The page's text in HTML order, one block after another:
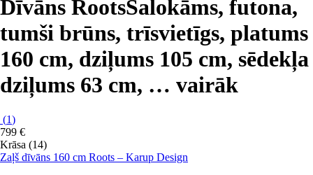
Dīvāns RootsSalokāms, futona,
tumši brūns, trīsvietīgs, platums
160 cm, dziļums 105 cm, sēdekļa
dziļums 63 cm, … vairāk
(1)
799 €
Krāsa (14)
Zaļš dīvāns 160 cm Roots – Karup Design